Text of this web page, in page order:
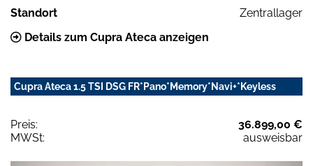
Standort
Zentrallager
Details zum Cupra Ateca anzeigen
Cupra Ateca 1.5 TSI DSG FR*Pano*Memory*Navi+*Keyless
Preis:
36.899,00 €
MWSt:
ausweisbar